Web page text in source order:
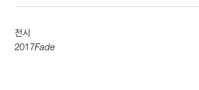
전시
2017Fade